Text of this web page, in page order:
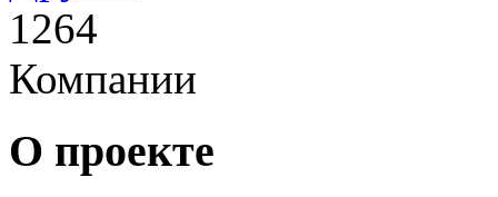
1264
Компании
О проекте